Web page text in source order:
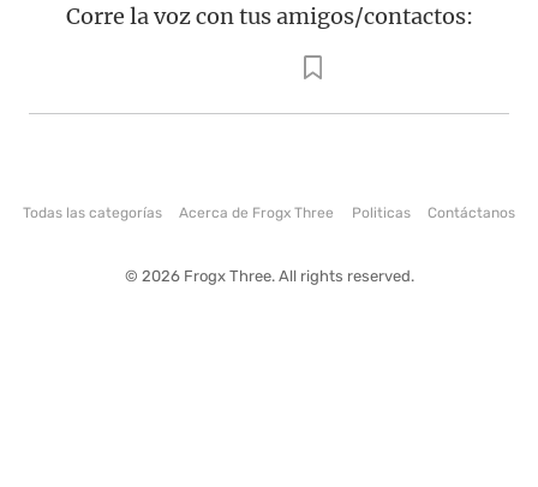
Corre la voz con tus amigos/contactos:
Todas las categorías Acerca de Frogx Three Politicas Contáctanos
© 2026 Frogx Three. All rights reserved.